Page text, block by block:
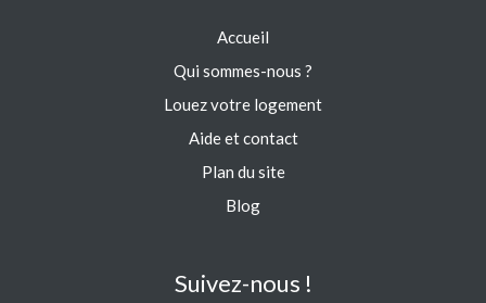
Accueil
Qui sommes-nous ?
Louez votre logement
Aide et contact
Plan du site
Blog
Suivez-nous !